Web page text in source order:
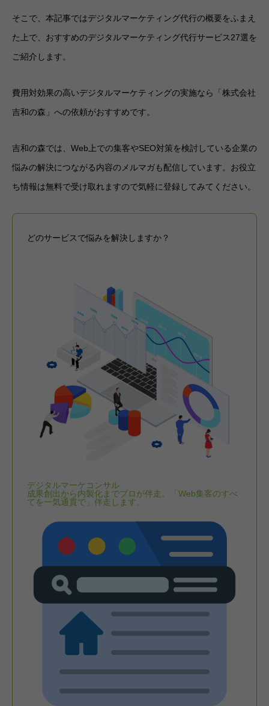
そこで、本記事ではデジタルマーケティング代行の概要をふまえ
た上で、おすすめのデジタルマーケティング代行サービス27選を
ご紹介します。
費用対効果の高いデジタルマーケティングの実施なら「株式会社
吉和の森」への依頼がおすすめです。
吉和の森では、Web上での集客やSEO対策を検討している企業の
悩みの解決につながる内容のメルマガも配信しています。お役立
ち情報は無料で受け取れますので気軽に登録してみてください。
どのサービスで悩みを解決しますか？
デジタルマーケコンサル
成果創出から内製化までプロが伴走。「Web集客のすべ
てを一気通貫で」伴走します。